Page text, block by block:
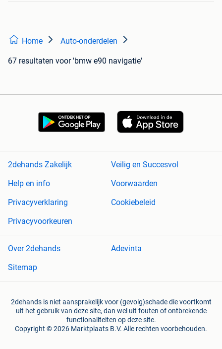
Home Auto-onderdelen
67 resultaten voor 'bmw e90 navigatie'
2dehands Zakelijk
Veilig en Succesvol
Help en info
Voorwaarden
Privacyverklaring
Cookiebeleid
Privacyvoorkeuren
Over 2dehands
Adevinta
Sitemap
2dehands is niet aansprakelijk voor (gevolg)schade die voortkomt
uit het gebruik van deze site, dan wel uit fouten of ontbrekende
functionaliteiten op deze site.
Copyright © 2026 Marktplaats B.V. Alle rechten voorbehouden.